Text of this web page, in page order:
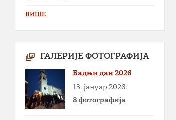
ВИШЕ
ГАЛЕРИЈЕ ФОТОГРАФИЈА
Бадњи дан 2026
13. јануар 2026.
8 фотографија